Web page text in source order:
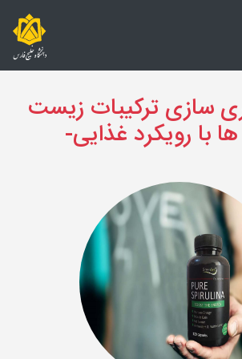
سازی ترکیبات زیست
با رویکرد غذایی-